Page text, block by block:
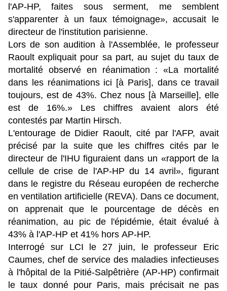
l'AP-HP, faites sous serment, me semblent
s'apparenter à un faux témoignage», accusait le
directeur de l'institution parisienne.
Lors de son audition à l'Assemblée, le professeur
Raoult expliquait pour sa part, au sujet du taux de
mortalité observé en réanimation : «La mortalité
dans les réanimations ici [à Paris], dans ce travail
toujours, est de 43%. Chez nous [à Marseille], elle
est de 16%.» Les chiffres avaient alors été
contestés par Martin Hirsch.
L'entourage de Didier Raoult, cité par l'AFP, avait
précisé par la suite que les chiffres cités par le
directeur de l'IHU figuraient dans un «rapport de la
cellule de crise de l'AP-HP du 14 avril», figurant
dans le registre du Réseau européen de recherche
en ventilation artificielle (REVA). Dans ce document,
on apprenait que le pourcentage de décès en
réanimation, au pic de l'épidémie, était évalué à
43% à l'AP-HP et 41% hors AP-HP.
Interrogé sur LCI le 27 juin, le professeur Eric
Caumes, chef de service des maladies infectieuses
à l'hôpital de la Pitié-Salpêtrière (AP-HP) confirmait
le taux donné pour Paris, mais précisait ne pas